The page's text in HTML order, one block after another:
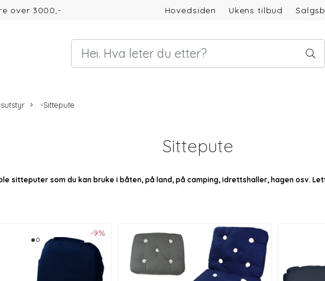
over 3000,-
Hovedsiden Ukens tilbud
-Sittepute
Sittepute
sitteputer som du kan bruke i båten, på land, på camping, idrettshaller, hagen osv.
-9%